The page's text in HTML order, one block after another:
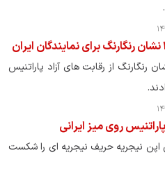
پوشان کشورمان با کسب ۳ نشان رنگارنگ از رقابت های آزاد پاراتنیس
روی میز ایرانی
اپن نیجریه حریف نیجریه ای را شکست